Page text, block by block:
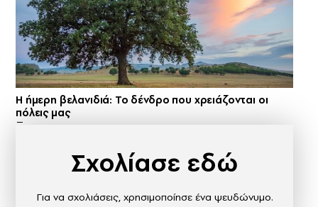
Η ήμερη βελανιδιά: Το δένδρο που χρειάζονται οι
πόλεις μας
Σχολίασε εδώ
Για να σχολιάσεις, χρησιμοποίησε ένα ψευδώνυμο.